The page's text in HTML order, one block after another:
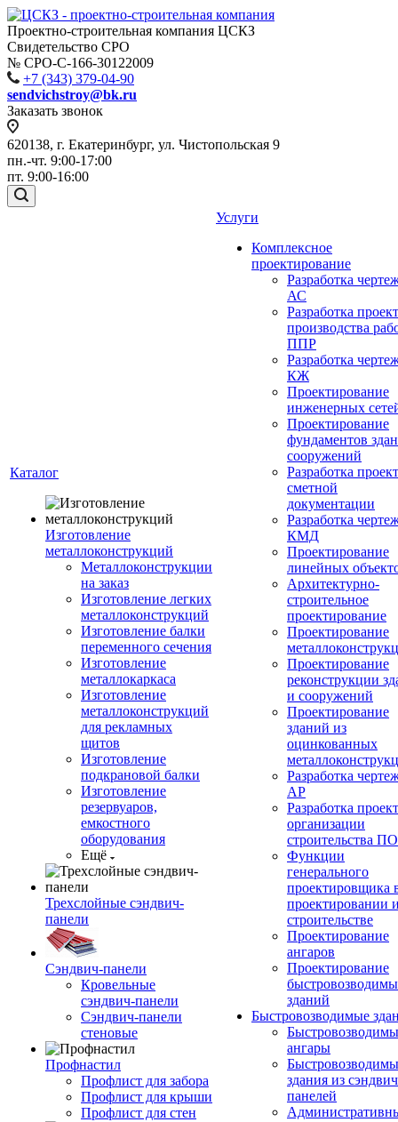
Проектно-строительная компания ЦСКЗ
Свидетельство СРО
№ СРО-С-166-30122009
+7 (343) 379-04-90
sendvichstroy@bk.ru
Заказать звонок
620138, г. Екатеринбург, ул. Чистопольская 9
пн.-чт. 9:00-17:00
пт. 9:00-16:00
Каталог
Изготовление
металлоконструкций
Металлоконструкции
на заказ
Изготовление легких
металлоконструкций
Изготовление балки
переменного сечения
Изготовление
металлокаркаса
Изготовление
металлоконструкций
для рекламных
щитов
Изготовление
подкрановой балки
Изготовление
резервуаров,
емкостного
оборудования
Ещё
Трехслойные сэндвич-
панели
Сэндвич-панели
Кровельные
сэндвич-панели
Сэндвич-панели
стеновые
Профнастил
Профлист для забора
Профлист для крыши
Профлист для стен
Услуги
Комплексное
проектирование
Разработка
АС
Разработка
производства
ППР
Разработка
КЖ
Проектирование
инженерных
Проектирование
фундаментов
сооружений
Разработка
сметной
документации
Разработка
КМД
Проектирование
линейных
Архитектурно-
строительное
проектирование
Проектирование
Проектирование
реконструкции
и сооружений
Проектирование
зданий из
оцинкованных
Разработка
АР
Разработка
организации
строительства
Функции
генерального
проектировщика
проектировании
строительстве
Проектирование
ангаров
Проектирование
зданий
Быстровозводимые
ангары
здания из сэндвич
панелей